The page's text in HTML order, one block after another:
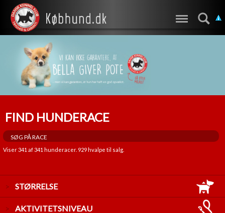
FIND HUNDERACE
Viser341 af341 hunderacer. 929hvalpe til salg.
STØRRELSE
LILLE
AKTIVITETSNIVEAU